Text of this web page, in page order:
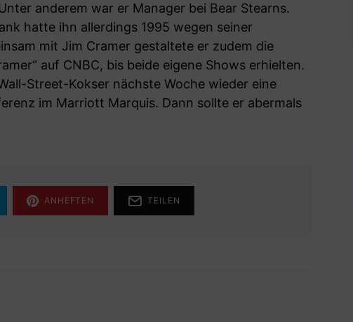
anderem war er Manager bei Bear Stearns.
hatte ihn allerdings 1995 wegen seiner
mit Jim Cramer gestaltete er zudem die
auf CNBC, bis beide eigene Shows erhielten.
Street-Kokser nächste Woche wieder eine
im Marriott Marquis. Dann sollte er abermals
ANHEFTEN TEILEN